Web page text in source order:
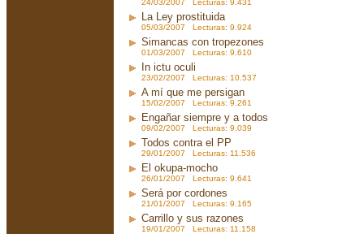
24/03/2007 Lecturas: 9.431
La Ley prostituida
05/03/2007 Lecturas: 9.924
Simancas con tropezones
01/03/2007 Lecturas: 9.610
In ictu oculi
23/02/2007 Lecturas: 10.537
A mí que me persigan
15/02/2007 Lecturas: 9.261
Engañar siempre y a todos
09/02/2007 Lecturas: 9.039
Todos contra el PP
29/01/2007 Lecturas: 11.536
El okupa-mocho
26/01/2007 Lecturas: 9.641
Será por cordones
21/01/2007 Lecturas: 9.165
Carrillo y sus razones
19/01/2007 Lecturas: 11.158